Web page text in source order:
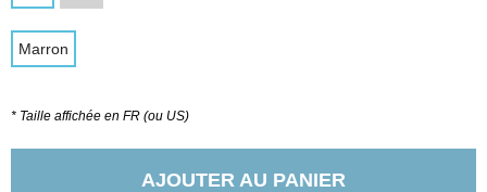
Marron
* Taille affichée en FR (ou US)
AJOUTER AU PANIER